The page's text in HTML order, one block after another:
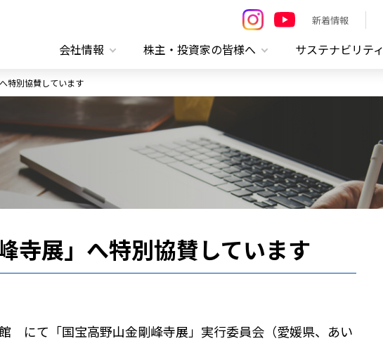
新着情報
会社情報 株主・投資家の皆様へ サステナビリティ
特別協賛しています
寺展」へ特別協賛しています
にて「国宝高野山金剛峰寺展」実行委員会（愛媛県、あい